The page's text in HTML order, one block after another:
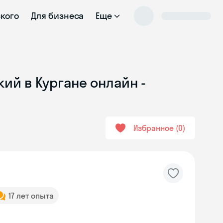
Для бизнеса Еще
в Кургане онлайн -
Избранное 0
17 лет опыта